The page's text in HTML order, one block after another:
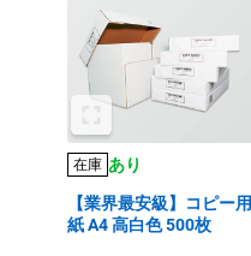
在庫 あり
【業界最安級】コピー用
紙 A4 高白色 500枚